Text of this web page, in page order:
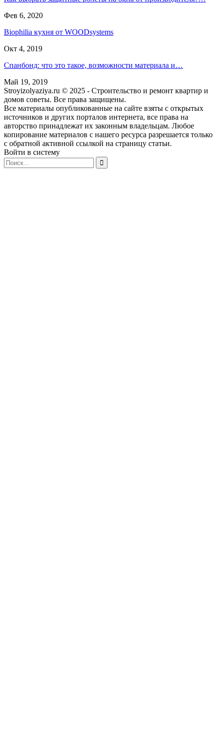
Фев 6, 2020
Biophilia кухня от WOODsystems
Окт 4, 2019
Спанбонд: что это такое, возможности материала и…
Май 19, 2019
Stroyizolyaziya.ru © 2025 - Строительство и ремонт квартир и
домов советы. Все права защищены.
Все материалы опубликованные на сайте взяты с открытых
источников и других порталов интернета, все права на
авторство принадлежат их законным владельцам. Любое
копирование материалов с нашего ресурса разрешается только
с обратной активной ссылкой на страницу статьи.
Войти в систему